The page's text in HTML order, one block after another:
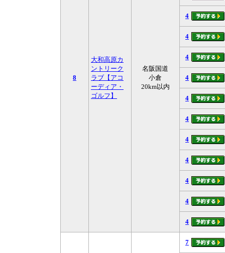
8
大和高原カ
ントリーク
ラブ【アコ
ーディア・
ゴルフ】
名阪国道
小倉
20km以内
4
4
4
4
4
4
4
4
4
4
4
7